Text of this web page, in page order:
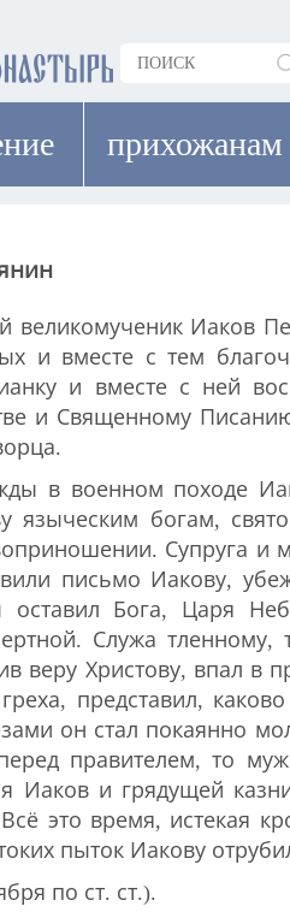
прихожанам
великомученик Иаков
и вместе с тем
и вместе с ней
и Священному
в военном походе
языческим богам,
Супруга и
письмо Иакову,
оставил Бога, Царя
Служа тленному,
веру Христову, впал в
греха, представил,
он стал покаянно
правителем, то
Иаков и грядущей
это время, истекая
пыток Иакову
по ст. ст.).